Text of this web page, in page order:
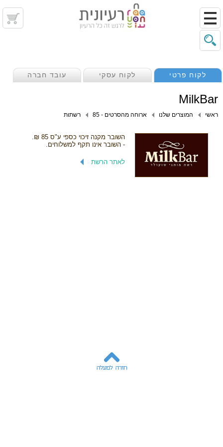
לקוח פרטי לקוח עסקי עובד חברה
MilkBar
ראשי המוצרים שלנו ארוחה מהסרטים - 85 רשתות
השובר מקנה זיכוי כספי ע"ס 85 ₪.
- השובר אינו תקף למשלוחים.
לאתר הרשת